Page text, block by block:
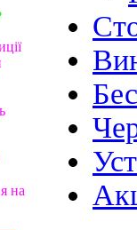
на